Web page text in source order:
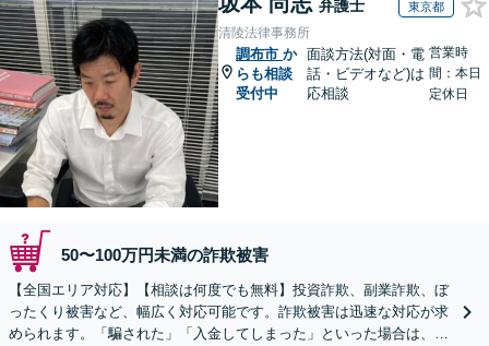
弁護士 東京都
清陵法律事務所
調布市 か
らも相談
受付中
面談方法(対面・電
話・ビデオなど)は
応相談
営業時
間：本日
定休日
50〜100万円未満の詐欺被害
【全国エリア対応】【相談は何度でも無料】投資詐欺、副業詐欺、ぼ
ったくり被害など、幅広く対応可能です。詐欺被害は迅速な対応が求
められます。「騙された」「入金してしまった」といった場合は、お